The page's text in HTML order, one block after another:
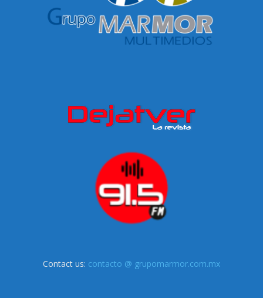
Contact us: contacto @ grupomarmor.com.mx